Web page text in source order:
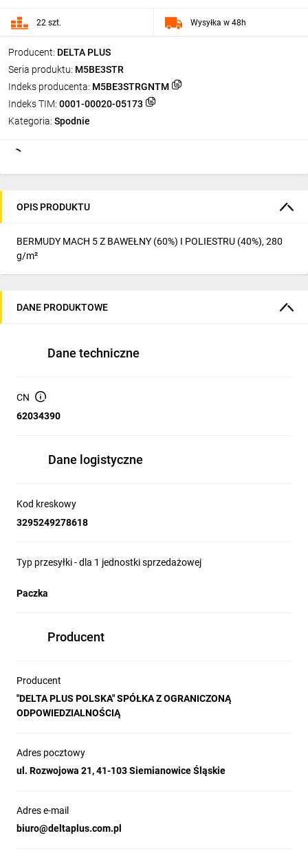
Producent: DELTA PLUS
Seria produktu: M5BE3STR
Indeks producenta: M5BE3STRGNTM
Indeks TIM: 0001-00020-05173
Kategoria: Spodnie
22 szt. Wysyłka w 48h
OPIS PRODUKTU
BERMUDY MACH 5 Z BAWEŁNY (60%) I POLIESTRU (40%), 280
g/m²
DANE PRODUKTOWE
Dane techniczne
CN
62034390
Dane logistyczne
Kod kreskowy
3295249278618
Typ przesyłki - dla 1 jednostki sprzedażowej
Paczka
Producent
Producent
"DELTA PLUS POLSKA" SPÓŁKA Z OGRANICZONĄ
ODPOWIEDZIALNOŚCIĄ
Adres pocztowy
ul. Rozwojowa 21, 41-103 Siemianowice Śląskie
Adres e-mail
biuro@deltaplus.com.pl